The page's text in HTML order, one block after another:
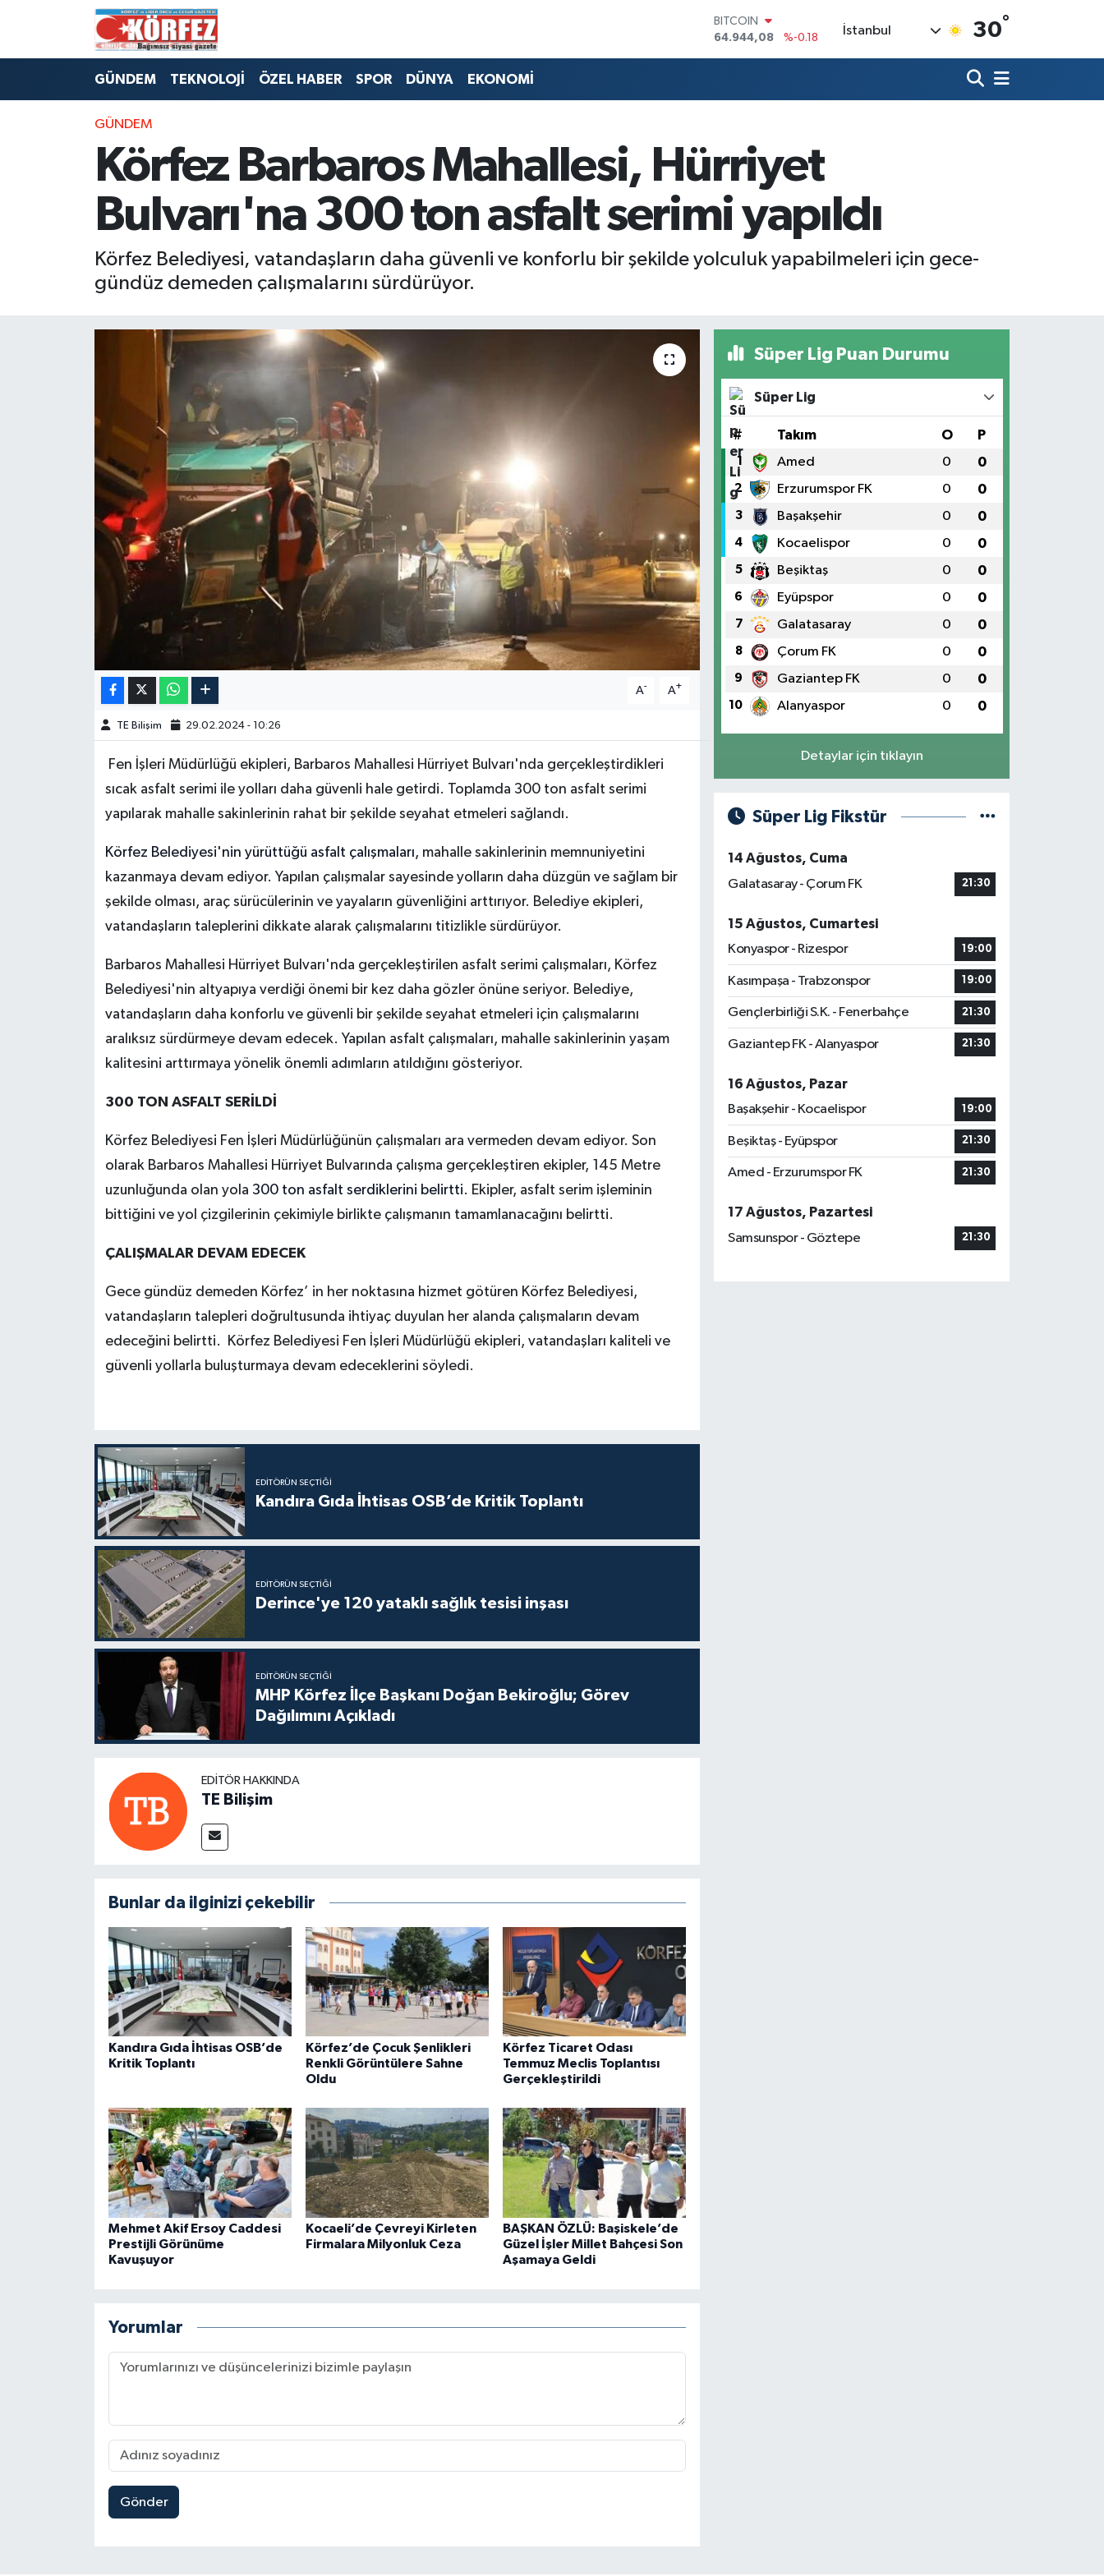
BITCOIN
64.944,08
%-0.18
GRAM ALTIN
6660.55
%0.03
BİST100
13.779
İstanbul 30°
GÜNDEM TEKNOLOJİ ÖZEL HABER SPOR DÜNYA EKONOMİ
GÜNDEM
Körfez Barbaros Mahallesi, Hürriyet
Bulvarı'na 300 ton asfalt serimi yapıldı
Körfez Belediyesi, vatandaşların daha güvenli ve konforlu bir şekilde yolculuk yapabilmeleri için gece-
gündüz demeden çalışmalarını sürdürüyor.
A- A+
TE Bilişim 29.02.2024 - 10:26
Fen İşleri Müdürlüğü ekipleri, Barbaros Mahallesi Hürriyet Bulvarı'nda gerçekleştirdikleri
sıcak asfalt serimi ile yolları daha güvenli hale getirdi. Toplamda 300 ton asfalt serimi
yapılarak mahalle sakinlerinin rahat bir şekilde seyahat etmeleri sağlandı.
Körfez Belediyesi'nin yürüttüğü asfalt çalışmaları, mahalle sakinlerinin memnuniyetini
kazanmaya devam ediyor. Yapılan çalışmalar sayesinde yolların daha düzgün ve sağlam bir
şekilde olması, araç sürücülerinin ve yayaların güvenliğini arttırıyor. Belediye ekipleri,
vatandaşların taleplerini dikkate alarak çalışmalarını titizlikle sürdürüyor.
Barbaros Mahallesi Hürriyet Bulvarı'nda gerçekleştirilen asfalt serimi çalışmaları, Körfez
Belediyesi'nin altyapıya verdiği önemi bir kez daha gözler önüne seriyor. Belediye,
vatandaşların daha konforlu ve güvenli bir şekilde seyahat etmeleri için çalışmalarını
aralıksız sürdürmeye devam edecek. Yapılan asfalt çalışmaları, mahalle sakinlerinin yaşam
kalitesini arttırmaya yönelik önemli adımların atıldığını gösteriyor.
300 TON ASFALT SERİLDİ
Körfez Belediyesi Fen İşleri Müdürlüğünün çalışmaları ara vermeden devam ediyor. Son
olarak Barbaros Mahallesi Hürriyet Bulvarında çalışma gerçekleştiren ekipler, 145 Metre
uzunluğunda olan yola 300 ton asfalt serdiklerini belirtti. Ekipler, asfalt serim işleminin
bittiğini ve yol çizgilerinin çekimiyle birlikte çalışmanın tamamlanacağını belirtti.
ÇALIŞMALAR DEVAM EDECEK
Gece gündüz demeden Körfez’ in her noktasına hizmet götüren Körfez Belediyesi,
vatandaşların talepleri doğrultusunda ihtiyaç duyulan her alanda çalışmaların devam
edeceğini belirtti. Körfez Belediyesi Fen İşleri Müdürlüğü ekipleri, vatandaşları kaliteli ve
güvenli yollarla buluşturmaya devam edeceklerini söyledi.
EDITÖRÜN SEÇTIĞI
Kandıra Gıda İhtisas OSB’de Kritik Toplantı
EDITÖRÜN SEÇTIĞI
Derince'ye 120 yataklı sağlık tesisi inşası
EDITÖRÜN SEÇTIĞI
MHP Körfez İlçe Başkanı Doğan Bekiroğlu; Görev
Dağılımını Açıkladı
EDITÖR HAKKINDA
TE Bilişim
Bunlar da ilginizi çekebilir
Kandıra Gıda İhtisas OSB’de
Kritik Toplantı
Körfez’de Çocuk Şenlikleri
Renkli Görüntülere Sahne
Oldu
Körfez Ticaret Odası
Temmuz Meclis Toplantısı
Gerçekleştirildi
Mehmet Akif Ersoy Caddesi
Prestijli Görünüme
Kavuşuyor
Kocaeli’de Çevreyi Kirleten
Firmalara Milyonluk Ceza
BAŞKAN ÖZLÜ: Başiskele’de
Güzel İşler Millet Bahçesi Son
Aşamaya Geldi
Yorumlar
Gönder
Süper Lig Puan Durumu
Süper Lig
# Takım O P
1 Amed 0 0
2 Erzurumspor FK 0 0
3 Başakşehir 0 0
4 Kocaelispor 0 0
5 Beşiktaş 0 0
6 Eyüpspor 0 0
7 Galatasaray 0 0
8 Çorum FK 0 0
9 Gaziantep FK 0 0
10 Alanyaspor 0 0
Detaylar için tıklayın
Süper Lig Fikstür
14 Ağustos, Cuma
Galatasaray - Çorum FK
21:30
15 Ağustos, Cumartesi
Konyaspor - Rizespor
19:00
Kasımpaşa - Trabzonspor 19:00
Gençlerbirliği S.K. - Fenerbahçe 21:30
Gaziantep FK - Alanyaspor 21:30
16 Ağustos, Pazar
Başakşehir - Kocaelispor
19:00
Beşiktaş - Eyüpspor 21:30
Amed - Erzurumspor FK 21:30
17 Ağustos, Pazartesi
Samsunspor - Göztepe
21:30
Hava Durumu
Trafik Durumu
Süper Lig Puan Durumu ve Fikstür
Son Dakika Haberleri